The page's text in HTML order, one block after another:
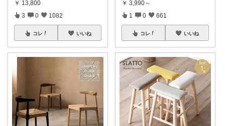
￥ 13,800
3 0 1082
コレ いいね
￥ 3,990～
1 0 661
コレ いいね